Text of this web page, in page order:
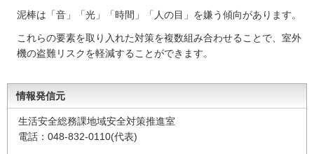
泥棒は「音」「光」「時間」「人の目」を嫌う傾向があります。
これらの要素を取り入れた対策を複数組み合わせることで、室外
機の盗難リスクを軽減することができます。
情報発信元
生活安全総務課地域安全対策推進室
電話：048-832-0110(代表)